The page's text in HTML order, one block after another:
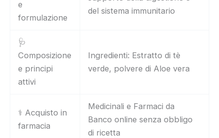
e
formulazione
del sistema immunitario
🩺
Composizione
e principi
attivi
Ingredienti: Estratto di tè
verde, polvere di Aloe vera
⚕️ Acquisto in
farmacia
Medicinali e Farmaci da
Banco online senza obbligo
di ricetta